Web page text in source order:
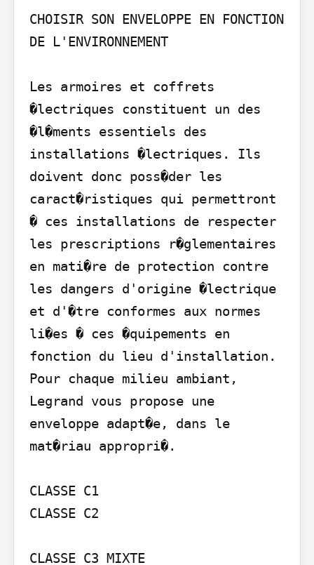
CHOISIR SON ENVELOPPE EN FONCTION
DE L'ENVIRONNEMENT
Les armoires et coffrets
�lectriques constituent un des
�l�ments essentiels des
installations �lectriques. Ils
doivent donc poss�der les
caract�ristiques qui permettront
� ces installations de respecter
les prescriptions r�glementaires
en mati�re de protection contre
les dangers d'origine �lectrique
et d'�tre conformes aux normes
li�es � ces �quipements en
fonction du lieu d'installation.
Pour chaque milieu ambiant,
Legrand vous propose une
enveloppe adapt�e, dans le
mat�riau appropri�.
CLASSE C1
CLASSE C2
CLASSE C3 MIXTE